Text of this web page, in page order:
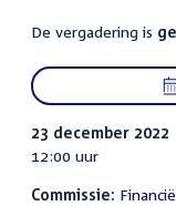
De vergadering is
23 december 2022
12:00 uur
Commissie: